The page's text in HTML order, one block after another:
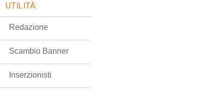
UTILITÀ:
Redazione
Scambio Banner
Inserzionisti